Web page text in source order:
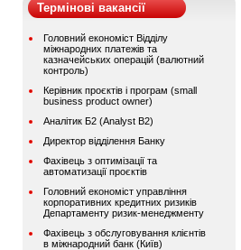
Термінові вакансії
Головний економіст Відділу
міжнародних платежів та
казначейських операцій (валютний
контроль)
Керівник проєктів і програм (small
business product owner)
Аналітик Б2 (Analyst B2)
Директор відділення Банку
Фахівець з оптимізації та
автоматизації проєктів
Головний економіст управління
корпоративних кредитних ризиків
Департаменту ризик-менеджменту
Фахівець з обслуговування клієнтів
в міжнародний банк (Київ)